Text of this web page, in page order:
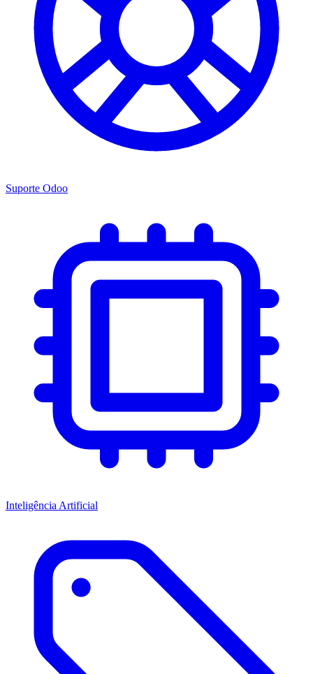
Suporte Odoo
Inteligência Artificial